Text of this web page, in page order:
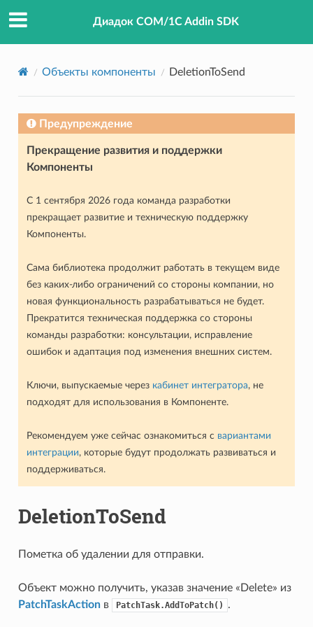
Диадок COM/1C Addin SDK
Объекты компоненты DeletionToSend
Предупреждение
Прекращение развития и поддержки
Компоненты
С 1 сентября 2026 года команда разработки
прекращает развитие и техническую поддержку
Компоненты.
Сама библиотека продолжит работать в текущем виде
без каких-либо ограничений со стороны компании, но
новая функциональность разрабатываться не будет.
Прекратится техническая поддержка со стороны
команды разработки: консультации, исправление
ошибок и адаптация под изменения внешних систем.
Ключи, выпускаемые через кабинет интегратора, не
подходят для использования в Компоненте.
Рекомендуем уже сейчас ознакомиться с вариантами
интеграции, которые будут продолжать развиваться и
поддерживаться.
DeletionToSend
Пометка об удалении для отправки.
Объект можно получить, указав значение «Delete» из
PatchTaskActionв PatchTask.AddToPatch() .